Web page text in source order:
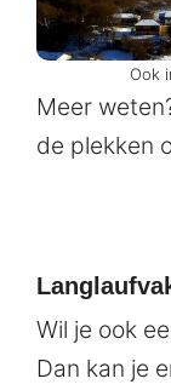
Ook
Meer
de plekken
Wil je ook
Dan kan je